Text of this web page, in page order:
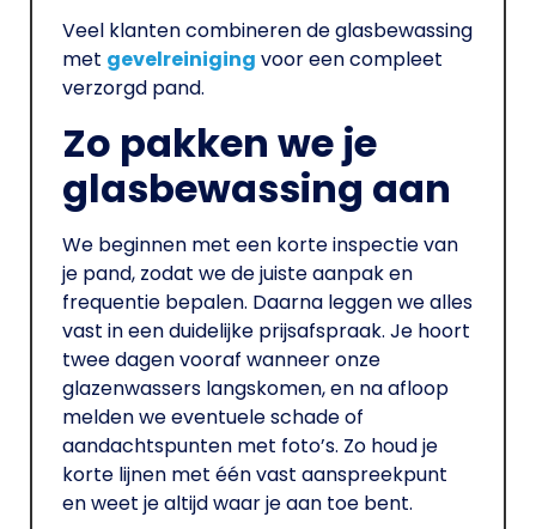
Veel klanten combineren de glasbewassing
met gevelreiniging voor een compleet
verzorgd pand.
Zo pakken we je
glasbewassing aan
We beginnen met een korte inspectie van
je pand, zodat we de juiste aanpak en
frequentie bepalen. Daarna leggen we alles
vast in een duidelijke prijsafspraak. Je hoort
twee dagen vooraf wanneer onze
glazenwassers langskomen, en na afloop
melden we eventuele schade of
aandachtspunten met foto’s. Zo houd je
korte lijnen met één vast aanspreekpunt
en weet je altijd waar je aan toe bent.